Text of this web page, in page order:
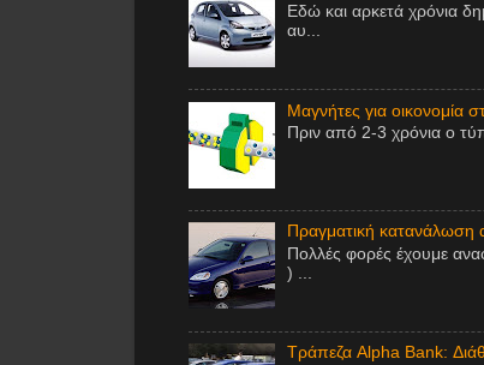
Εδώ και αρκετά χρόνια
αυ...
Μαγνήτες για οικονομία
Πριν από 2-3 χρόνια ο
Πραγματική κατανάλωση
Πολλές φορές έχουμε
) ...
Τράπεζα Alpha Bank: